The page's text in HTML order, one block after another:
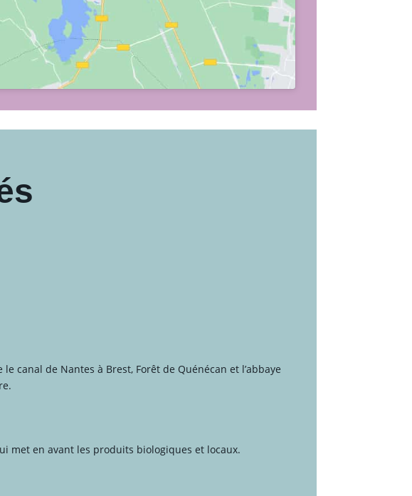
canal de Nantes à Brest, Forêt de Quénécan et l’abbaye
met en avant les produits biologiques et locaux.